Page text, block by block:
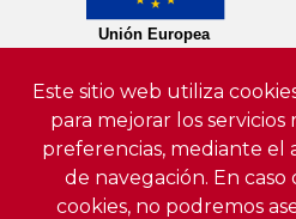
Este sitio web utiliza
para mejorar los
preferencias, mediante el
de navegación. En
cookies, no podremos